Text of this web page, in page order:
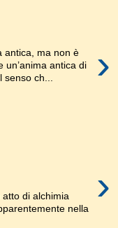
›
antica, ma non è
un’anima antica di
senso ch...
›
di alchimia
nella